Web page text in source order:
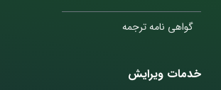
گواهی نامه ترجمه
خدمات ویرایش